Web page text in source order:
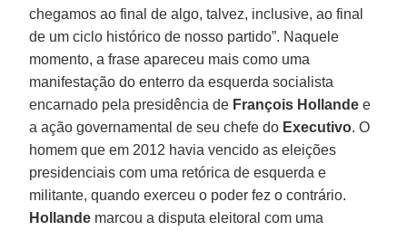
chegamos ao final de algo, talvez, inclusive, ao final
de um ciclo histórico de nosso partido”. Naquele
momento, a frase apareceu mais como uma
manifestação do enterro da esquerda socialista
encarnado pela presidência de François Hollande e
a ação governamental de seu chefe do Executivo. O
homem que em 2012 havia vencido as eleições
presidenciais com uma retórica de esquerda e
militante, quando exerceu o poder fez o contrário.
Hollande marcou a disputa eleitoral com uma